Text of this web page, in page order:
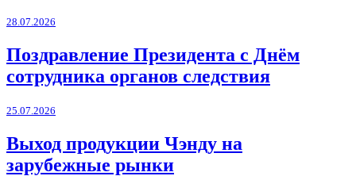
28.07.2026
Поздравление Президента с Днём
сотрудника органов следствия
25.07.2026
Выход продукции Чэнду на
зарубежные рынки